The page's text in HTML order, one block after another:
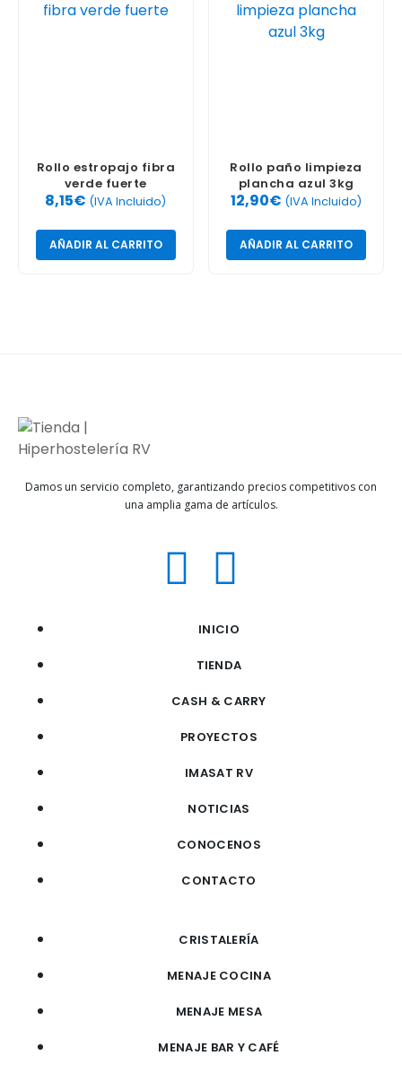
Rollo estropajo fibra
verde fuerte
8,15€ (IVA Incluido)
AÑADIR AL CARRITO
Rollo paño limpieza
plancha azul 3kg
12,90€ (IVA Incluido)
AÑADIR AL CARRITO
Damos un servicio completo, garantizando precios competitivos con
una amplia gama de artículos.
INICIO
TIENDA
CASH & CARRY
PROYECTOS
IMASAT RV
NOTICIAS
CONOCENOS
CONTACTO
CRISTALERÍA
MENAJE COCINA
MENAJE MESA
MENAJE BAR Y CAFÉ